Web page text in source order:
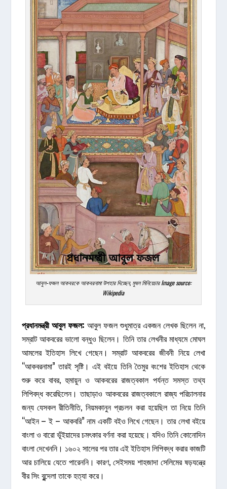
আবুল-ফজল আকবরকে আকবরনামা উপহার দিচ্ছেন, মুঘল মিনিয়েচার Image source:
Wikipedia
প্রধানমন্ত্রী আবুল ফজল: আবুল ফজল শুধুমাত্র একজন লেখক ছিলেন না,
সম্রাট আকবরের ভালো বন্ধুও ছিলেন। তিনি তার লেখনীর মাধ্যমে মোঘল
আমলের ইতিহাস লিখে গেছেন। সম্রাট আকবরের জীবনী নিয়ে লেখা
“আকবরনামা” তারই সৃষ্টি। এই বইয়ে তিনি তৈমুর বংশের ইতিহাস থেকে
শুরু করে বাবর, হুমায়ুন ও আকবরের রাজত্বকাল পর্যন্ত সমস্ত তথ্য
লিপিবদ্ধ করেছিলেন। তাছাড়াও আকবরের রাজত্বকালে রাজ্য পরিচালনার
জন্য যেসকল রীতিনীতি, নিয়মকানুন প্রচলন করা হয়েছিল তা নিয়ে তিনি
“আইন – ই – আকবরি” নাম একটি বইও লিখে গেছেন। তার লেখা বইয়ে
বাংলা ও বারো ভূঁইয়াদের চমৎকার বর্ণনা করা হয়েছে। যদিও তিনি কোনোদিন
বাংলা দেখেননি। ১৬০২ সালের পর তার এই ইতিহাস লিপিবদ্ধ করার কাজটি
আর চালিয়ে যেতে পারেননি। কারণ, সেইসময় শাহজাদা সেলিমের ষড়যন্ত্রে
বীর সিং বুন্দেলা তাকে হত্যা করে।